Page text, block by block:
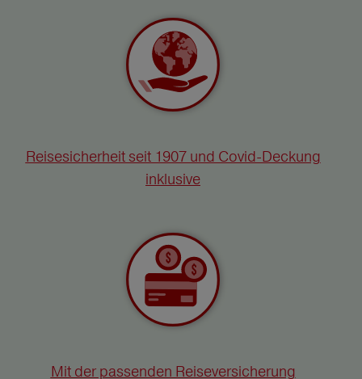
Reisesicherheit seit 1907 und Covid-Deckung
inklusive
Mit der passenden Reiseversicherung